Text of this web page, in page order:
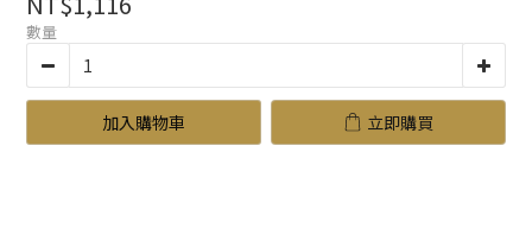
數量
加入購物車 立即購買